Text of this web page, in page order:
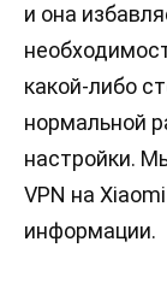
и она
какой-либо
нормальной
настройки.
VPN на
информации.